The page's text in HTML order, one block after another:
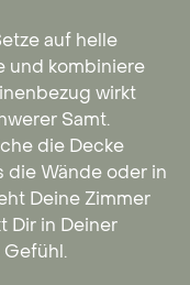
auf helle
und kombiniere
wirkt
Samt.
die Decke
die Wände oder in
Deine Zimmer
Dir in Deiner